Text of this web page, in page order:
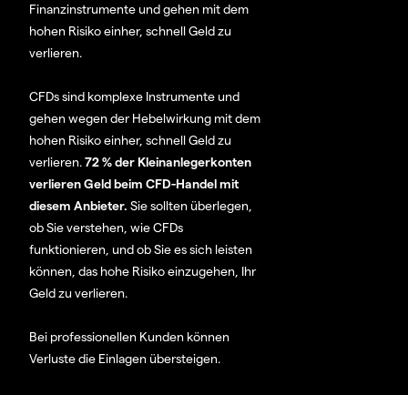
Finanzinstrumente und gehen mit dem
hohen Risiko einher, schnell Geld zu
verlieren.
CFDs sind komplexe Instrumente und
gehen wegen der Hebelwirkung mit dem
hohen Risiko einher, schnell Geld zu
verlieren.72 % der Kleinanlegerkonten
verlieren Geld beim CFD-Handel mit
diesem Anbieter. Sie sollten überlegen,
ob Sie verstehen, wie CFDs
funktionieren, und ob Sie es sich leisten
können, das hohe Risiko einzugehen, Ihr
Geld zu verlieren.
Bei professionellen Kunden können
Verluste die Einlagen übersteigen.